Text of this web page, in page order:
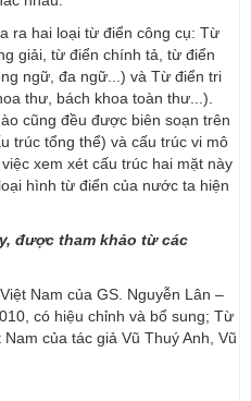
ra hai loại từ điển công cụ: Từ
giải, từ điển chính tả, từ điển
ngữ, đa ngữ...) và Từ điển tri
thư, bách khoa toàn thư...).
cũng đều được biên soạn trên
trúc tổng thể) và cấu trúc vi mô
xem xét cấu trúc hai mặt này
hình từ điển của nước ta hiện
được tham khảo từ các
Nam của GS. Nguyễn Lân –
có hiệu chỉnh và bổ sung; Từ
của tác giả Vũ Thuý Anh, Vũ